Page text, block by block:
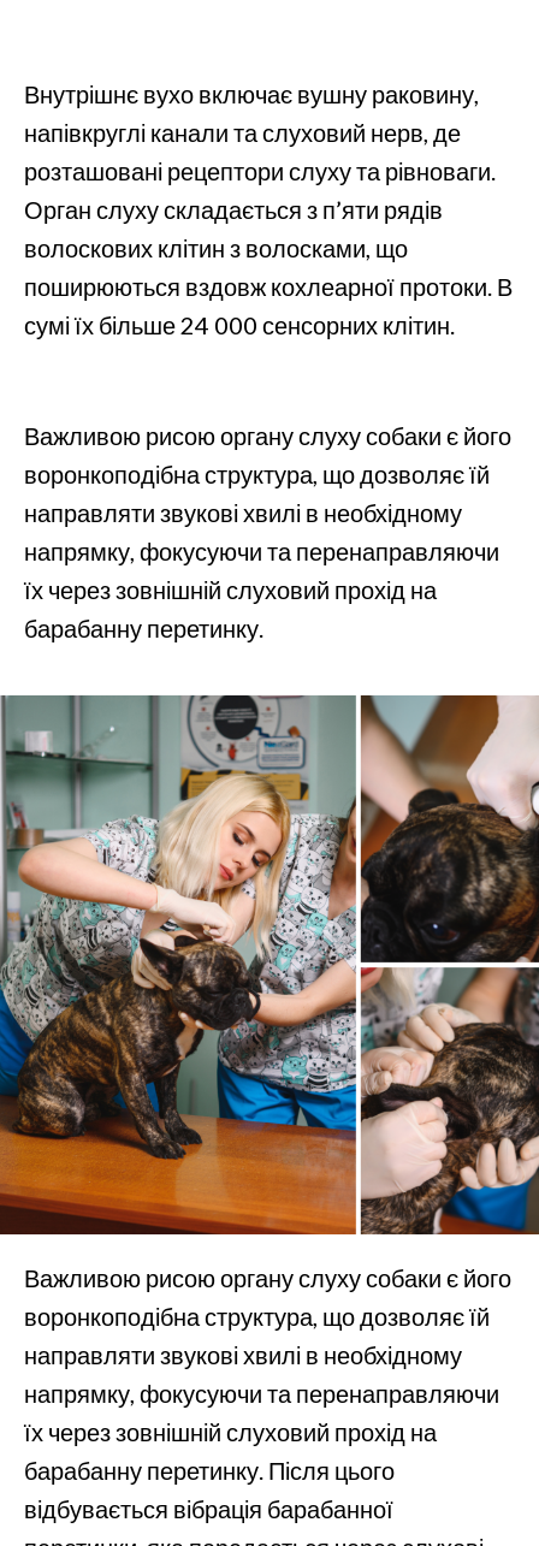
Внутрішнє вухо включає вушну раковину,
напівкруглі канали та слуховий нерв, де
розташовані рецептори слуху та рівноваги.
Орган слуху складається з п’яти рядів
волоскових клітин з волосками, що
поширюються вздовж кохлеарної протоки. В
сумі їх більше 24 000 сенсорних клітин.
Важливою рисою органу слуху собаки є його
воронкоподібна структура, що дозволяє їй
направляти звукові хвилі в необхідному
напрямку, фокусуючи та перенаправляючи
їх через зовнішній слуховий прохід на
барабанну перетинку.
Важливою рисою органу слуху собаки є його
воронкоподібна структура, що дозволяє їй
направляти звукові хвилі в необхідному
напрямку, фокусуючи та перенаправляючи
їх через зовнішній слуховий прохід на
барабанну перетинку. Після цього
відбувається вібрація барабанної